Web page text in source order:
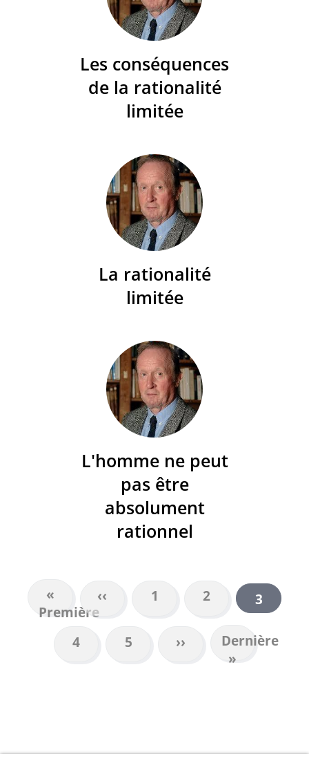
Les conséquences
de la rationalité
limitée
La rationalité
limitée
L'homme ne peut
pas être
absolument
rationnel
PAGINATION
Première
page
«
Première
Page
précédente
‹‹ Page
1 Page
2
Page
3
Page
4 Page
5
Page
suivante
››
Dernière
page
Dernière
»